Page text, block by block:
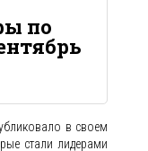
по
в своем
стали лидерами